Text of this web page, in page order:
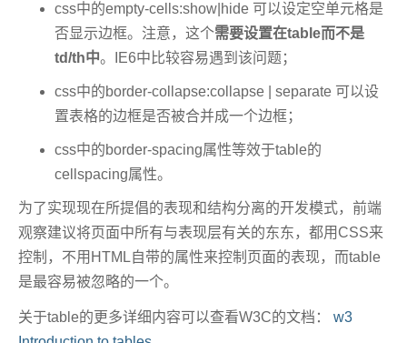
css中的empty-cells:show|hide 可以设定空单元格是
否显示边框。注意，这个需要设置在table而不是
td/th中。IE6中比较容易遇到该问题；
css中的border-collapse:collapse | separate 可以设
置表格的边框是否被合并成一个边框；
css中的border-spacing属性等效于table的
cellspacing属性。
为了实现现在所提倡的表现和结构分离的开发模式，前端
观察建议将页面中所有与表现层有关的东东，都用CSS来
控制，不用HTML自带的属性来控制页面的表现，而table
是最容易被忽略的一个。
关于table的更多详细内容可以查看W3C的文档： w3